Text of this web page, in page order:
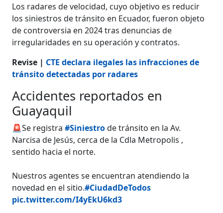
Los radares de velocidad, cuyo objetivo es reducir
los siniestros de tránsito en Ecuador, fueron objeto
de controversia en 2024 tras denuncias de
irregularidades en su operación y contratos.
Revise | CTE declara ilegales las infracciones de
tránsito detectadas por radares
Accidentes reportados en
Guayaquil
🚨Se registra#Siniestrode tránsito en la Av.
Narcisa de Jesús, cerca de la Cdla Metropolis ,
sentido hacia el norte.
Nuestros agentes se encuentran atendiendo la
novedad en el sitio.#CiudadDeTodos
pic.twitter.com/I4yEkU6kd3